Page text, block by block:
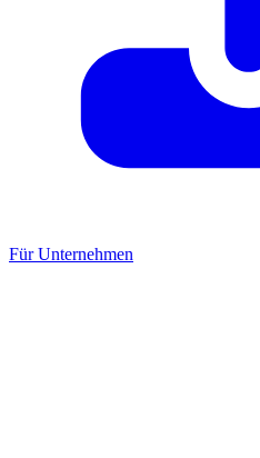
Für Unternehmen